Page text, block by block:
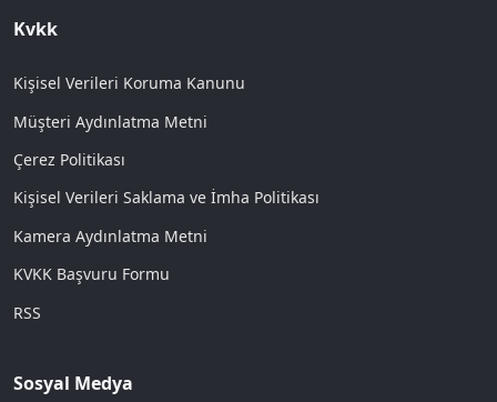
Kvkk
Kişisel Verileri Koruma Kanunu
Müşteri Aydınlatma Metni
Çerez Politikası
Kişisel Verileri Saklama ve İmha Politikası
Kamera Aydınlatma Metni
KVKK Başvuru Formu
RSS
Sosyal Medya